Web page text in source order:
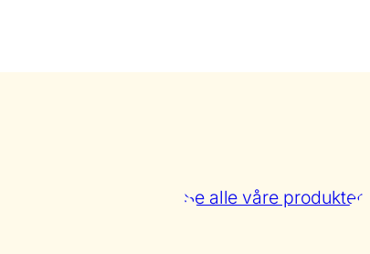
Se alle våre produkter